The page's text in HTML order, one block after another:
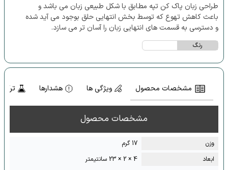
طراحی زبان پاک کن تپه مطابق با شکل طبیعی زبان می باشد و
باعث کاهش تهوع که توسط بخش انتهایی حلق بوجود می آید شده
و دسترسی به قسمت های انتهایی زبان را آسان تر می سازد.
رنگ
مشخصات محصول ویژگی ها هشدارها
مشخصات محصول
وزن
17 گرم
ابعاد
4 × 2 × 23 سانتیمتر